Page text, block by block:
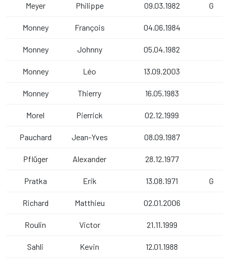
Meyer Philippe 09.03.1982 G
Monney François 04.06.1984
Monney Johnny 05.04.1982
Monney Léo 13.09.2003
Monney Thierry 16.05.1983
Morel Pierrick 02.12.1999
Pauchard Jean-Yves 08.09.1987
Pflüger Alexander 28.12.1977
Pratka Erik 13.08.1971 G
Richard Matthieu 02.01.2006
Roulin Victor 21.11.1999
Sahli Kevin 12.01.1988